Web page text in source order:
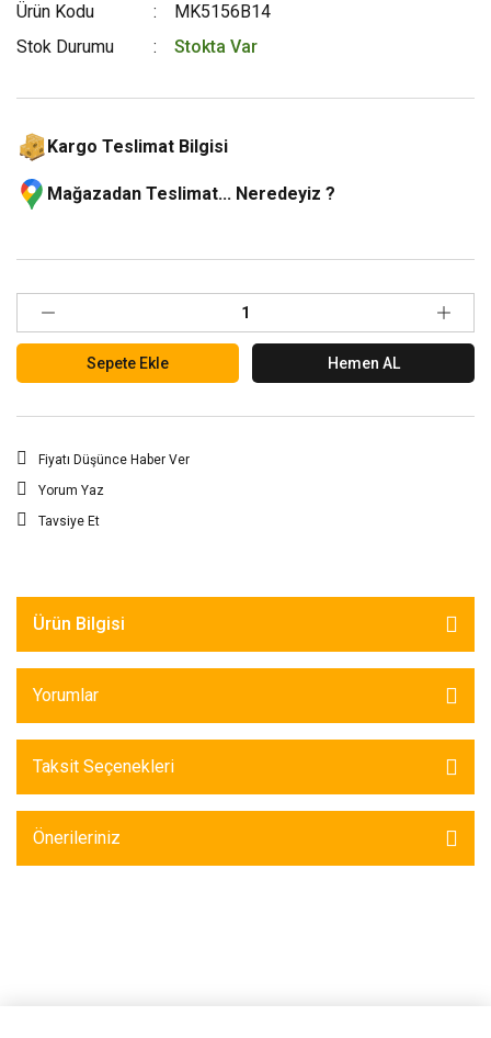
Ürün Kodu
MK5156B14
Stok Durumu
Stokta Var
Kargo Teslimat Bilgisi
Mağazadan Teslimat... Neredeyiz ?
Sepete Ekle Hemen AL
Fiyatı Düşünce Haber Ver
Yorum Yaz
Tavsiye Et
Ürün Bilgisi
Yorumlar
Taksit Seçenekleri
Önerileriniz